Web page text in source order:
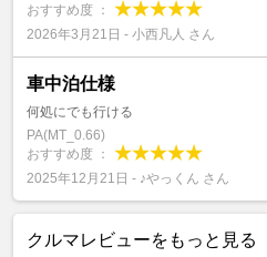
おすすめ度 ：
2026年3月21日 - 小西凡人 さん
車中泊仕様
何処にでも行ける
PA(MT_0.66)
おすすめ度 ：
2025年12月21日 - ♪やっくん さん
クルマレビューをもっと見る